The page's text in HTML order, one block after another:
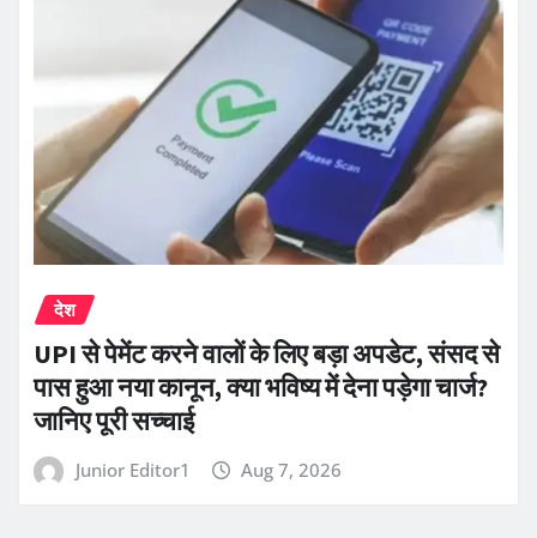
देश
UPI से पेमेंट करने वालों के लिए बड़ा अपडेट, संसद से
पास हुआ नया कानून, क्या भविष्य में देना पड़ेगा चार्ज?
जानिए पूरी सच्चाई
Junior Editor1 Aug 7, 2026